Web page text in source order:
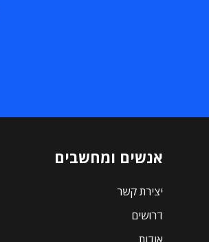
אנשים ומחשבים
יצירת קשר
דרושים